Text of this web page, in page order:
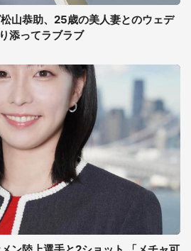
山恭助、25歳の美人妻とのウェデ
添ってラブラブ